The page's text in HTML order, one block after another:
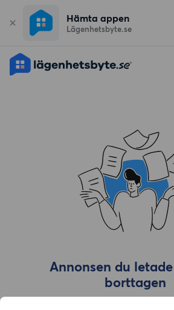
Hämta appen
Lägenhetsbyte.se
Annonsen du
borttagen